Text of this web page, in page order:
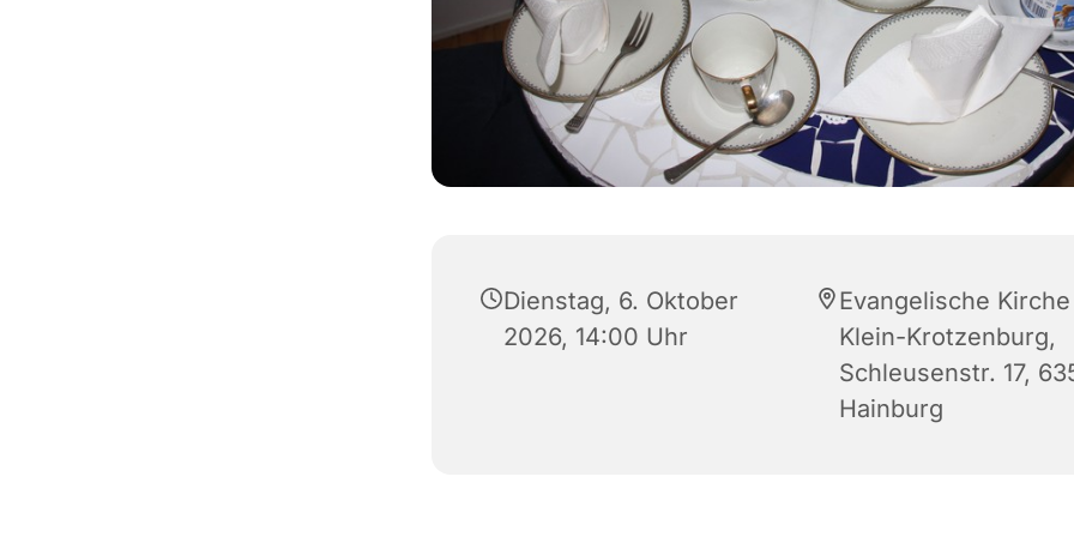
Dienstag, 6. Oktober
2026, 14:00 Uhr
Evangelische Kirche
Klein-Krotzenburg,
Schleusenstr. 17,
Hainburg